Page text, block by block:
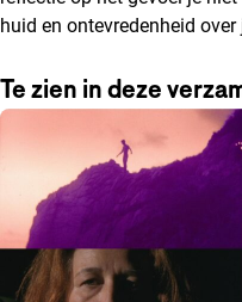
huid en ontevredenheid
Te zien in deze